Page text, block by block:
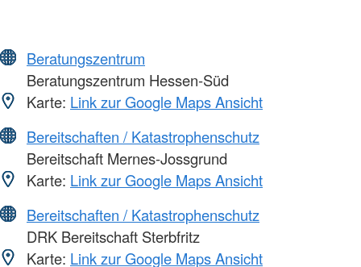
Beratungszentrum
Beratungszentrum Hessen-Süd
Karte: Link zur Google Maps Ansicht
Bereitschaften / Katastrophenschutz
Bereitschaft Mernes-Jossgrund
Karte: Link zur Google Maps Ansicht
Bereitschaften / Katastrophenschutz
DRK Bereitschaft Sterbfritz
Karte: Link zur Google Maps Ansicht